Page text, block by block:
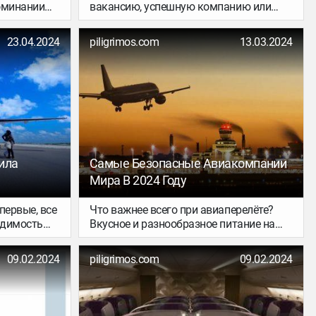
— это
Весьма
вакансию, успешную компанию или
дружный коллектив. Иногда надо всем
этим превалирует неожиданный,
географический фактор.
23.04.2024
все
или
сюда,
время
piligrimos.com 13.03.2024
Самые Безопасные Авиакомпании
Мира В 2024 Году
Что важнее всего при авиаперелёте?
Вкусное и разнообразное питание на
борту? Удобные кресла? Точность и
пунктуальность перевозчика? Всё это,
несомненно, влияет на настроение
путешественника и удовлетворённость
от полёта. Но вряд ли кто осмелится
возразить, что находясь на высоте
09.02.2024 piligrimos.com 09.02.2024